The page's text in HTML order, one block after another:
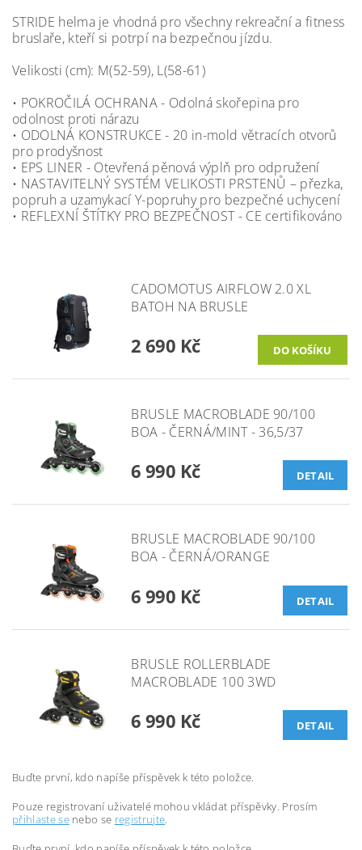
STRIDE helma je vhodná pro všechny rekreační a fitness
bruslaře, kteří si potrpí na bezpečnou jízdu.
Velikosti (cm): M(52-59), L(58-61)
• POKROČILÁ OCHRANA - Odolná skořepina pro
odolnost proti nárazu
• ODOLNÁ KONSTRUKCE - 20 in-mold větracích otvorů
pro prodyšnost
• EPS LINER - Otevřená pěnová výplň pro odpružení
• NASTAVITELNÝ SYSTÉM VELIKOSTI PRSTENŮ – přezka,
popruh a uzamykací Y-popruhy pro bezpečné uchycení
• REFLEXNÍ ŠTÍTKY PRO BEZPEČNOST - CE certifikováno
CADOMOTUS AIRFLOW 2.0 XL
BATOH NA BRUSLE
2 690 Kč
BRUSLE MACROBLADE 90/100
BOA - ČERNÁ/MINT - 36,5/37
6 990 Kč DETAIL
BRUSLE MACROBLADE 90/100
BOA - ČERNÁ/ORANGE
6 990 Kč DETAIL
BRUSLE ROLLERBLADE
MACROBLADE 100 3WD
6 990 Kč DETAIL
Buďte první, kdo napíše příspěvek k této položce.
Pouze registrovaní uživatelé mohou vkládat příspěvky. Prosím
přihlaste senebo se registrujte.